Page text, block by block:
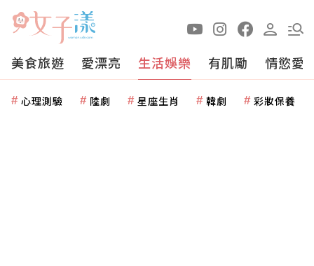
美食旅遊 愛漂亮 生活娛樂 有肌勵 情慾愛
心理測驗 陸劇 星座生肖 韓劇 彩妝保養